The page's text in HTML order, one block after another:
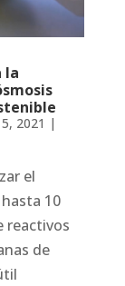
la
5, 2021 |
el
10
reactivos
de